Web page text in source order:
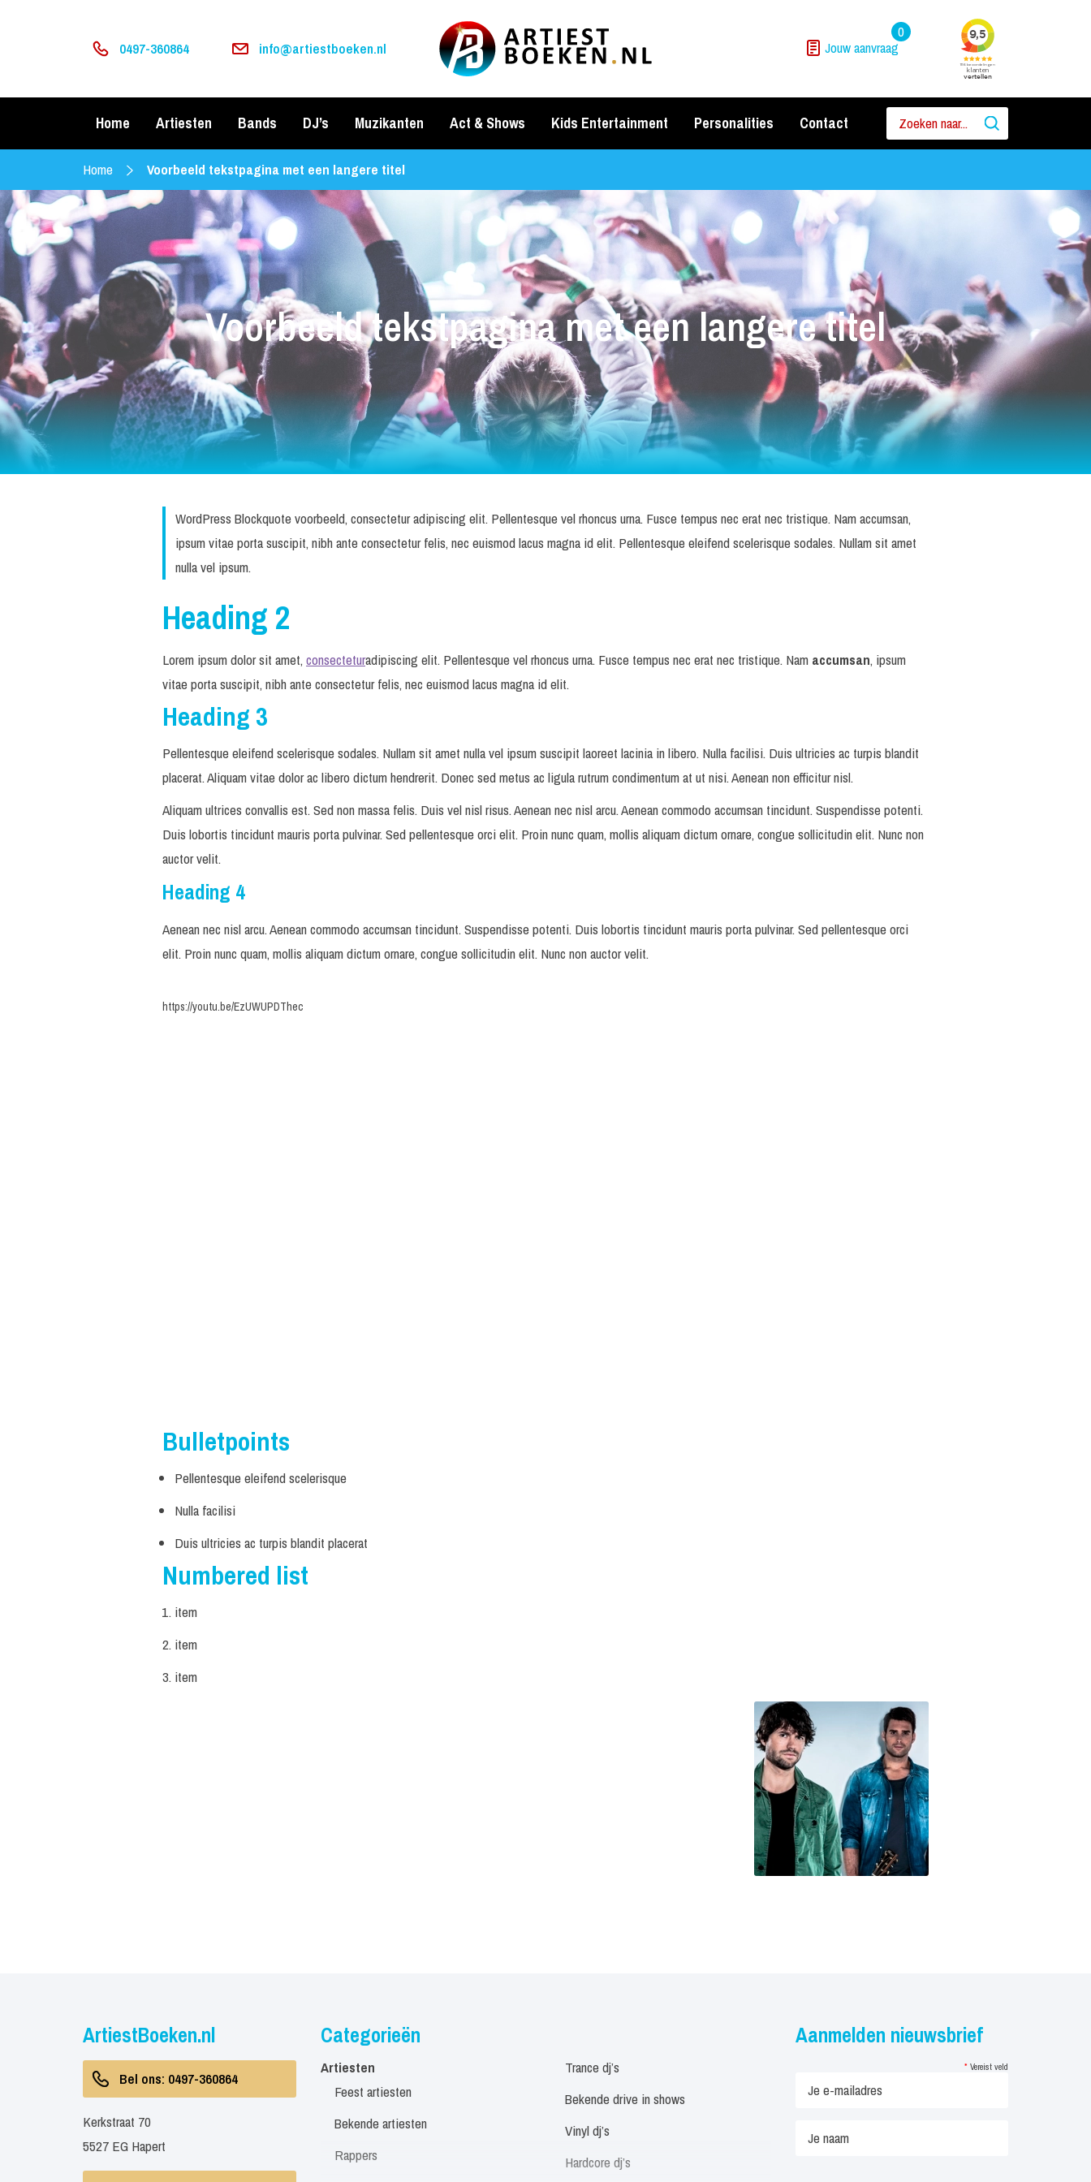
0497-360864 info@artiestboeken.nl Jouw aanvraag
0
Home Artiesten Bands DJ’s Muzikanten Act & Shows Kids Entertainment Personalities Contact
Home Voorbeeld tekstpagina met een langere titel
Voorbeeld tekstpagina met een langere titel
WordPress Blockquote voorbeeld, consectetur adipiscing elit. Pellentesque vel rhoncus urna. Fusce tempus nec erat nec tristique. Nam accumsan,
ipsum vitae porta suscipit, nibh ante consectetur felis, nec euismod lacus magna id elit. Pellentesque eleifend scelerisque sodales. Nullam sit amet
nulla vel ipsum.
Heading 2
Lorem ipsum dolor sit amet,consecteturadipiscing elit. Pellentesque vel rhoncus urna. Fusce tempus nec erat nec tristique. Nam accumsan, ipsum
vitae porta suscipit, nibh ante consectetur felis, nec euismod lacus magna id elit.
Heading 3
Pellentesque eleifend scelerisque sodales. Nullam sit amet nulla vel ipsum suscipit laoreet lacinia in libero. Nulla facilisi. Duis ultricies ac turpis blandit
placerat. Aliquam vitae dolor ac libero dictum hendrerit. Donec sed metus ac ligula rutrum condimentum at ut nisi. Aenean non efficitur nisl.
Aliquam ultrices convallis est. Sed non massa felis. Duis vel nisl risus. Aenean nec nisl arcu. Aenean commodo accumsan tincidunt. Suspendisse potenti.
Duis lobortis tincidunt mauris porta pulvinar. Sed pellentesque orci elit. Proin nunc quam, mollis aliquam dictum ornare, congue sollicitudin elit. Nunc non
auctor velit.
Heading 4
Aenean nec nisl arcu. Aenean commodo accumsan tincidunt. Suspendisse potenti. Duis lobortis tincidunt mauris porta pulvinar. Sed pellentesque orci
elit. Proin nunc quam, mollis aliquam dictum ornare, congue sollicitudin elit. Nunc non auctor velit.
https://youtu.be/EzUWUPDThec
Bulletpoints
Pellentesque eleifend scelerisque
Nulla facilisi
Duis ultricies ac turpis blandit placerat
Numbered list
item
item
item
ArtiestBoeken.nl
Bel ons: 0497-360864
Kerkstraat 70
5527 EG Hapert
Categorieën
Artiesten
Feest artiesten
Bekende artiesten
Rappers
Trance dj’s
Bekende drive in shows
Vinyl dj’s
Hardcore dj’s
Aanmelden nieuwsbrief
* Vereist veld